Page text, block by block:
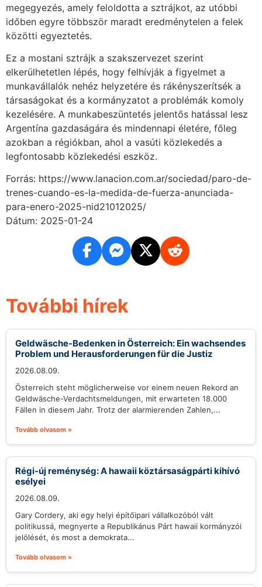
megegyezés, amely feloldotta a sztrájkot, az utóbbi
időben egyre többször maradt eredménytelen a felek
közötti egyeztetés.
Ez a mostani sztrájk a szakszervezet szerint
elkerülhetetlen lépés, hogy felhívják a figyelmet a
munkavállalók nehéz helyzetére és rákényszerítsék a
társaságokat és a kormányzatot a problémák komoly
kezelésére. A munkabeszüntetés jelentős hatással lesz
Argentína gazdaságára és mindennapi életére, főleg
azokban a régiókban, ahol a vasúti közlekedés a
legfontosabb közlekedési eszköz.
Forrás: https://www.lanacion.com.ar/sociedad/paro-de-
trenes-cuando-es-la-medida-de-fuerza-anunciada-
para-enero-2025-nid21012025/
Dátum: 2025-01-24
További hírek
Geldwäsche-Bedenken in Österreich: Ein wachsendes
Problem und Herausforderungen für die Justiz
2026.08.09.
Österreich steht möglicherweise vor einem neuen Rekord an
Geldwäsche-Verdachtsmeldungen, mit erwarteten 18.000
Fällen in diesem Jahr. Trotz der alarmierenden Zahlen,...
Tovább olvasom »
Régi-új reménység: A hawaii köztársaságpárti kihívó
esélyei
2026.08.09.
Gary Cordery, aki egy helyi építőipari vállalkozóból vált
politikussá, megnyerte a Republikánus Párt hawaii kormányzói
jelölését, és most a demokrata...
Tovább olvasom »